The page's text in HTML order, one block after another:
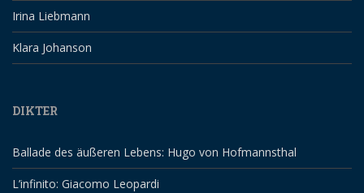
Irina Liebmann
Klara Johanson
DIKTER
Ballade des äußeren Lebens: Hugo von Hofmannsthal
L’infinito: Giacomo Leopardi